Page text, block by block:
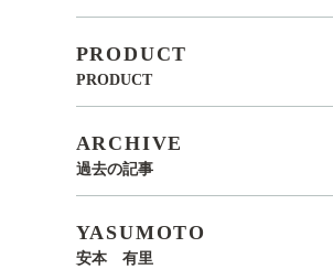
PRODUCT
PRODUCT
ARCHIVE
過去の記事
YASUMOTO
安本 有里